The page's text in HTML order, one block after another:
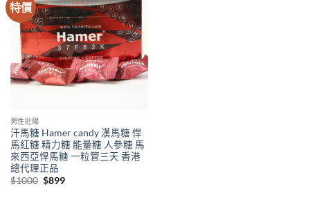
特價
男性壯陽
汗馬糖 Hamer candy 漢馬糖 悍
馬紅糖 精力糖 能量糖 人參糖 馬
來西亞悍馬糖 一粒管三天 香港
總代理正品
$1000 Original
$899Current